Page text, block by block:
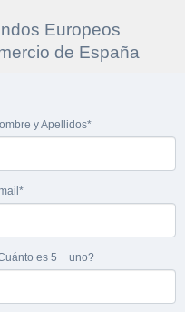
y Apellidos*
es 5 + uno?
en su email el